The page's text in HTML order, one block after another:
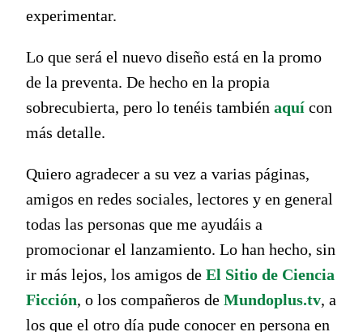
experimentar.
Lo que será el nuevo diseño está en la promo
de la preventa. De hecho en la propia
sobrecubierta, pero lo tenéis también aquí con
más detalle.
Quiero agradecer a su vez a varias páginas,
amigos en redes sociales, lectores y en general
todas las personas que me ayudáis a
promocionar el lanzamiento. Lo han hecho, sin
ir más lejos, los amigos de El Sitio de Ciencia
Ficción, o los compañeros de Mundoplus.tv, a
los que el otro día pude conocer en persona en